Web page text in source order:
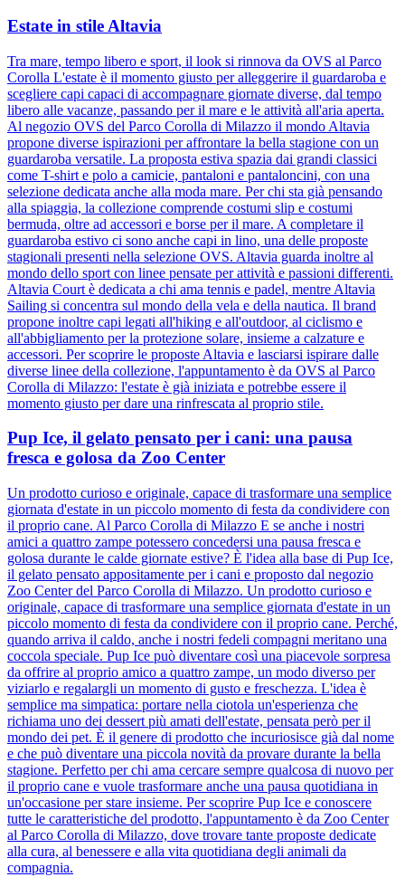
Estate in stile Altavia
Tra mare, tempo libero e sport, il look si rinnova da OVS al Parco
Corolla L'estate è il momento giusto per alleggerire il guardaroba e
scegliere capi capaci di accompagnare giornate diverse, dal tempo
libero alle vacanze, passando per il mare e le attività all'aria aperta.
Al negozio OVS del Parco Corolla di Milazzo il mondo Altavia
propone diverse ispirazioni per affrontare la bella stagione con un
guardaroba versatile. La proposta estiva spazia dai grandi classici
come T-shirt e polo a camicie, pantaloni e pantaloncini, con una
selezione dedicata anche alla moda mare. Per chi sta già pensando
alla spiaggia, la collezione comprende costumi slip e costumi
bermuda, oltre ad accessori e borse per il mare. A completare il
guardaroba estivo ci sono anche capi in lino, una delle proposte
stagionali presenti nella selezione OVS. Altavia guarda inoltre al
mondo dello sport con linee pensate per attività e passioni differenti.
Altavia Court è dedicata a chi ama tennis e padel, mentre Altavia
Sailing si concentra sul mondo della vela e della nautica. Il brand
propone inoltre capi legati all'hiking e all'outdoor, al ciclismo e
all'abbigliamento per la protezione solare, insieme a calzature e
accessori. Per scoprire le proposte Altavia e lasciarsi ispirare dalle
diverse linee della collezione, l'appuntamento è da OVS al Parco
Corolla di Milazzo: l'estate è già iniziata e potrebbe essere il
momento giusto per dare una rinfrescata al proprio stile.
Pup Ice, il gelato pensato per i cani: una pausa
fresca e golosa da Zoo Center
Un prodotto curioso e originale, capace di trasformare una semplice
giornata d'estate in un piccolo momento di festa da condividere con
il proprio cane. Al Parco Corolla di Milazzo E se anche i nostri
amici a quattro zampe potessero concedersi una pausa fresca e
golosa durante le calde giornate estive? È l'idea alla base di Pup Ice,
il gelato pensato appositamente per i cani e proposto dal negozio
Zoo Center del Parco Corolla di Milazzo. Un prodotto curioso e
originale, capace di trasformare una semplice giornata d'estate in un
piccolo momento di festa da condividere con il proprio cane. Perché,
quando arriva il caldo, anche i nostri fedeli compagni meritano una
coccola speciale. Pup Ice può diventare così una piacevole sorpresa
da offrire al proprio amico a quattro zampe, un modo diverso per
viziarlo e regalargli un momento di gusto e freschezza. L'idea è
semplice ma simpatica: portare nella ciotola un'esperienza che
richiama uno dei dessert più amati dell'estate, pensata però per il
mondo dei pet. È il genere di prodotto che incuriosisce già dal nome
e che può diventare una piccola novità da provare durante la bella
stagione. Perfetto per chi ama cercare sempre qualcosa di nuovo per
il proprio cane e vuole trasformare anche una pausa quotidiana in
un'occasione per stare insieme. Per scoprire Pup Ice e conoscere
tutte le caratteristiche del prodotto, l'appuntamento è da Zoo Center
al Parco Corolla di Milazzo, dove trovare tante proposte dedicate
alla cura, al benessere e alla vita quotidiana degli animali da
compagnia.